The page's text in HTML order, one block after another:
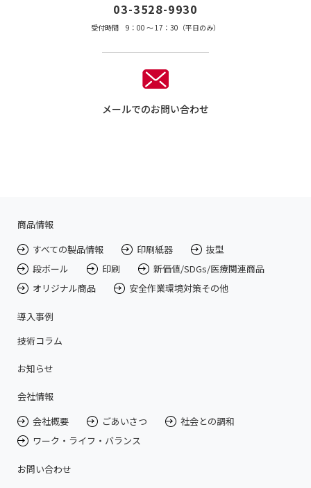
03-3528-9930
受付時間 9：00 〜 17：30（平日のみ）
メールでのお問い合わせ
商品情報
すべての製品情報
印刷紙器
抜型
段ボール
印刷
新価値/SDGs/医療関連商品
オリジナル商品
安全作業環境対策その他
導入事例
技術コラム
お知らせ
会社情報
会社概要
ごあいさつ
社会との調和
ワーク・ライフ・バランス
お問い合わせ